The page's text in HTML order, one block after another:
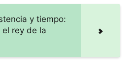
y tiempo:
el rey de la